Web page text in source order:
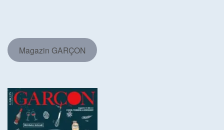
Magazin GARÇON